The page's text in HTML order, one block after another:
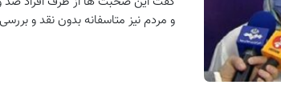
و مردم نیز متاسفانه بدون نقد و بررسی